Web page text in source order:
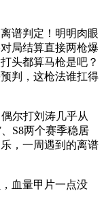
谱判定！明明肉眼
局结算直接两枪爆
头都算马枪是吧？
判，这枪法谁扛得
尔打刘涛几乎从
S8两个赛季稳居
，一周遇到的离谱
血量甲片一点没